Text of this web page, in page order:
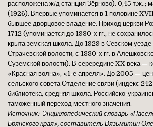
расположена ж/д станция Зёрново). 0,45 т.ж..;
(1926). Впервые упоминается в 1 половине
бывшее дворцовое вла­дение. Приход церкви
1712 (упоминается до 1930-х гг., не
крыта земская школа. До 1929 в Севском уезде
Страчевской волости, с 1880-х гг. в
Суземской волости). В серередине XX века —
«Красная волна», «1-е апреля». До 2005 —
сельского совета Отделение связи (индекс
библиотека, сред­няя школа. Российско-
таможенный переход местного значения.
Источник: Энциклопедический словарь
Брянского края», составитель Вязьмитин